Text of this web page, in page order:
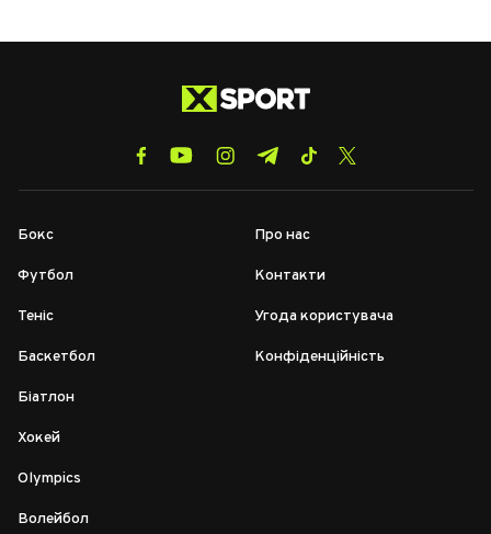
Бокс
Футбол
Теніс
Баскетбол
Біатлон
Хокей
Olympics
Волейбол
Про нас
Контакти
Угода користувача
Конфіденційність